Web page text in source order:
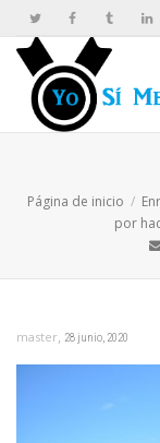
Página de inicio
por
master, 28 junio, 2020